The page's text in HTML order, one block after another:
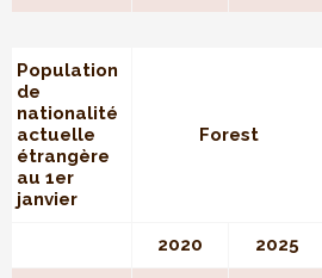
Population
de
nationalité
actuelle
étrangère
au 1er
janvier
Forest
2020 2025